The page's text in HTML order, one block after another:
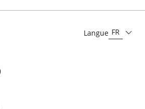
Langue FR